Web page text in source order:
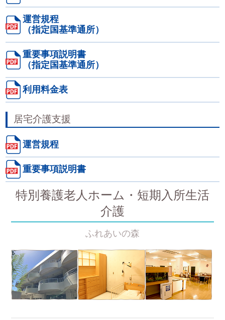
運営規程
（指定国基準通所）
重要事項説明書
（指定国基準通所）
利用料金表
居宅介護支援
運営規程
重要事項説明書
特別養護老人ホーム・短期入所生活
介護
ふれあいの森